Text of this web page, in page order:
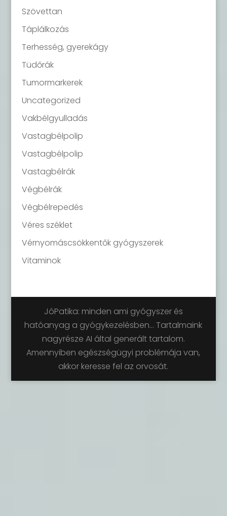
Szövettan
Táplálkozás
Terhesség, gyerekágy
Tüdőrák
Tumormarkerek
Uncategorized
Vakbélgyulladás
Vastagbélpolip
Vastagbélpolip
Vastagbélrák
Végbélrák
Végbélrepedés
Véres széklet
Vérnyomáscsökkentők gyógyszerek
Vitaminok
JóPatika: minden ami gyógyszer és
hatóanyag a gyógykezelésben... Tartalmaink
nagyrésze AI által generált tartalom.
Amennyiben egészségügyi problémája van,
akkor keresse fel az orvosát.